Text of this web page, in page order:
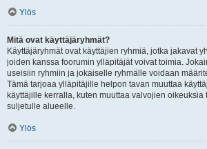
Ylös
Mitä ovat käyttäjäryhmät?
Käyttäjäryhmät ovat käyttäjien ryhmiä, jotka jakavat
joiden kanssa foorumin ylläpitäjät voivat toimia.
useisiin ryhmiin ja jokaiselle ryhmälle voidaan
Tämä tarjoaa ylläpitäjille helpon tavan muuttaa
käyttäjille kerralla, kuten muuttaa valvojien oikeuksia
suljetulle alueelle.
Ylös